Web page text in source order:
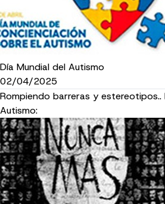
Día Mundial del Autismo
02/04/2025
Rompiendo barreras y estereotipos..
Autismo: